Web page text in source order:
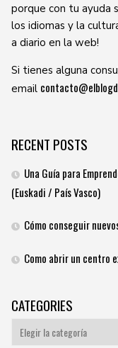
porque con tu ayuda
los idiomas y la
a diario en la web!
Si tienes alguna
email
RECENT POSTS
Una Guía para
(Euskadi / País Vasco)
Cómo conseguir
Como abrir un centro
CATEGORIES
Categories